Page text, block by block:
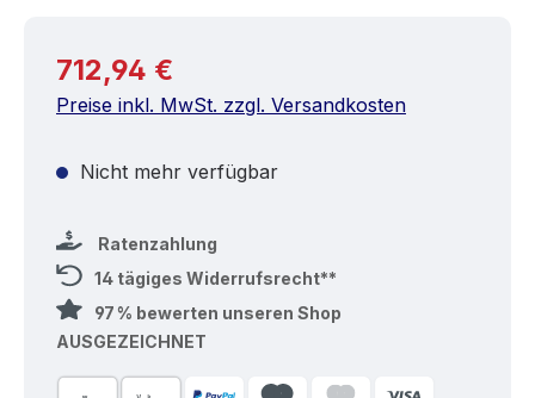
Regulärer Preis:
712,94 €
Preise inkl. MwSt. zzgl. Versandkosten
Nicht mehr verfügbar
Ratenzahlung
14 tägiges Widerrufsrecht**
97 % bewerten unseren Shop
AUSGEZEICHNET